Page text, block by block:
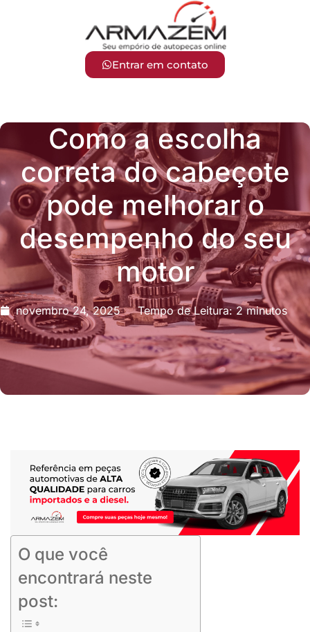
Entrar em contato
Como a escolha
correta do cabeçote
pode melhorar o
desempenho do seu
motor
novembro 24, 2025 Tempo de Leitura: 2 minutos
O que você
encontrará neste
post: